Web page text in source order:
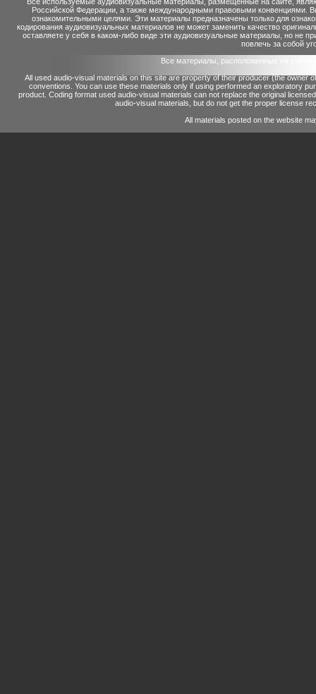
Российской Федерации, а также международными правовыми конвенциями.
ознакомительными целями. Эти материалы предназначены только для
кодирования аудиовизуальных материалов не может заменить качество
оставляете у себя в каком-либо виде эти аудиовизуальные материалы, но не
повлечь за собой
Все материалы, расположенные на сайте
All used audio-visual materials on this site are property of their producer (the owner
conventions. You can use these materials only if using performed an exploratory
product. Coding format used audio-visual materials can not replace the original
audio-visual materials, but do not get the proper license
All materials posted on the website